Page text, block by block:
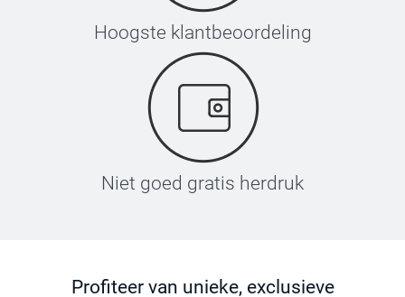
Hoogste klantbeoordeling
Niet goed gratis herdruk
Profiteer van unieke, exclusieve